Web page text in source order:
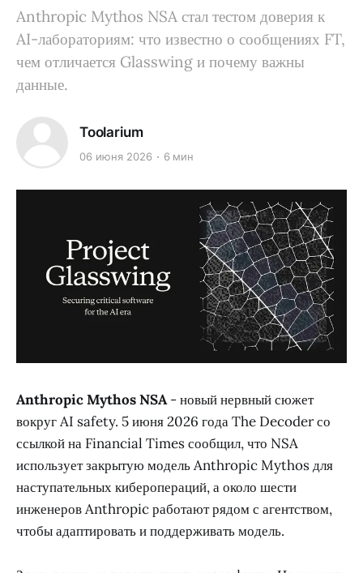
Anthropic Mythos NSA стал тестом доверия к
AI-лабораториям: что известно о сообщениях FT,
чем отличается Glasswing и почему важны
данные.
Toolarium
06 июня 2026 6 мин
Anthropic Mythos NSA- новый нервный сюжет
вокруг AI safety. 5 июня 2026 года The Decoder со
ссылкой на Financial Times сообщил, что NSA
использует закрытую модель Anthropic Mythos для
наступательных киберопераций, а около шести
инженеров Anthropic работают рядом с агентством,
чтобы адаптировать и поддерживать модель.